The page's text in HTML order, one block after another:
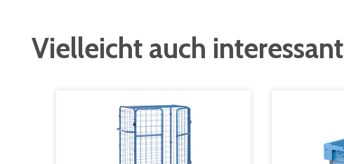
Vielleicht auch interessant